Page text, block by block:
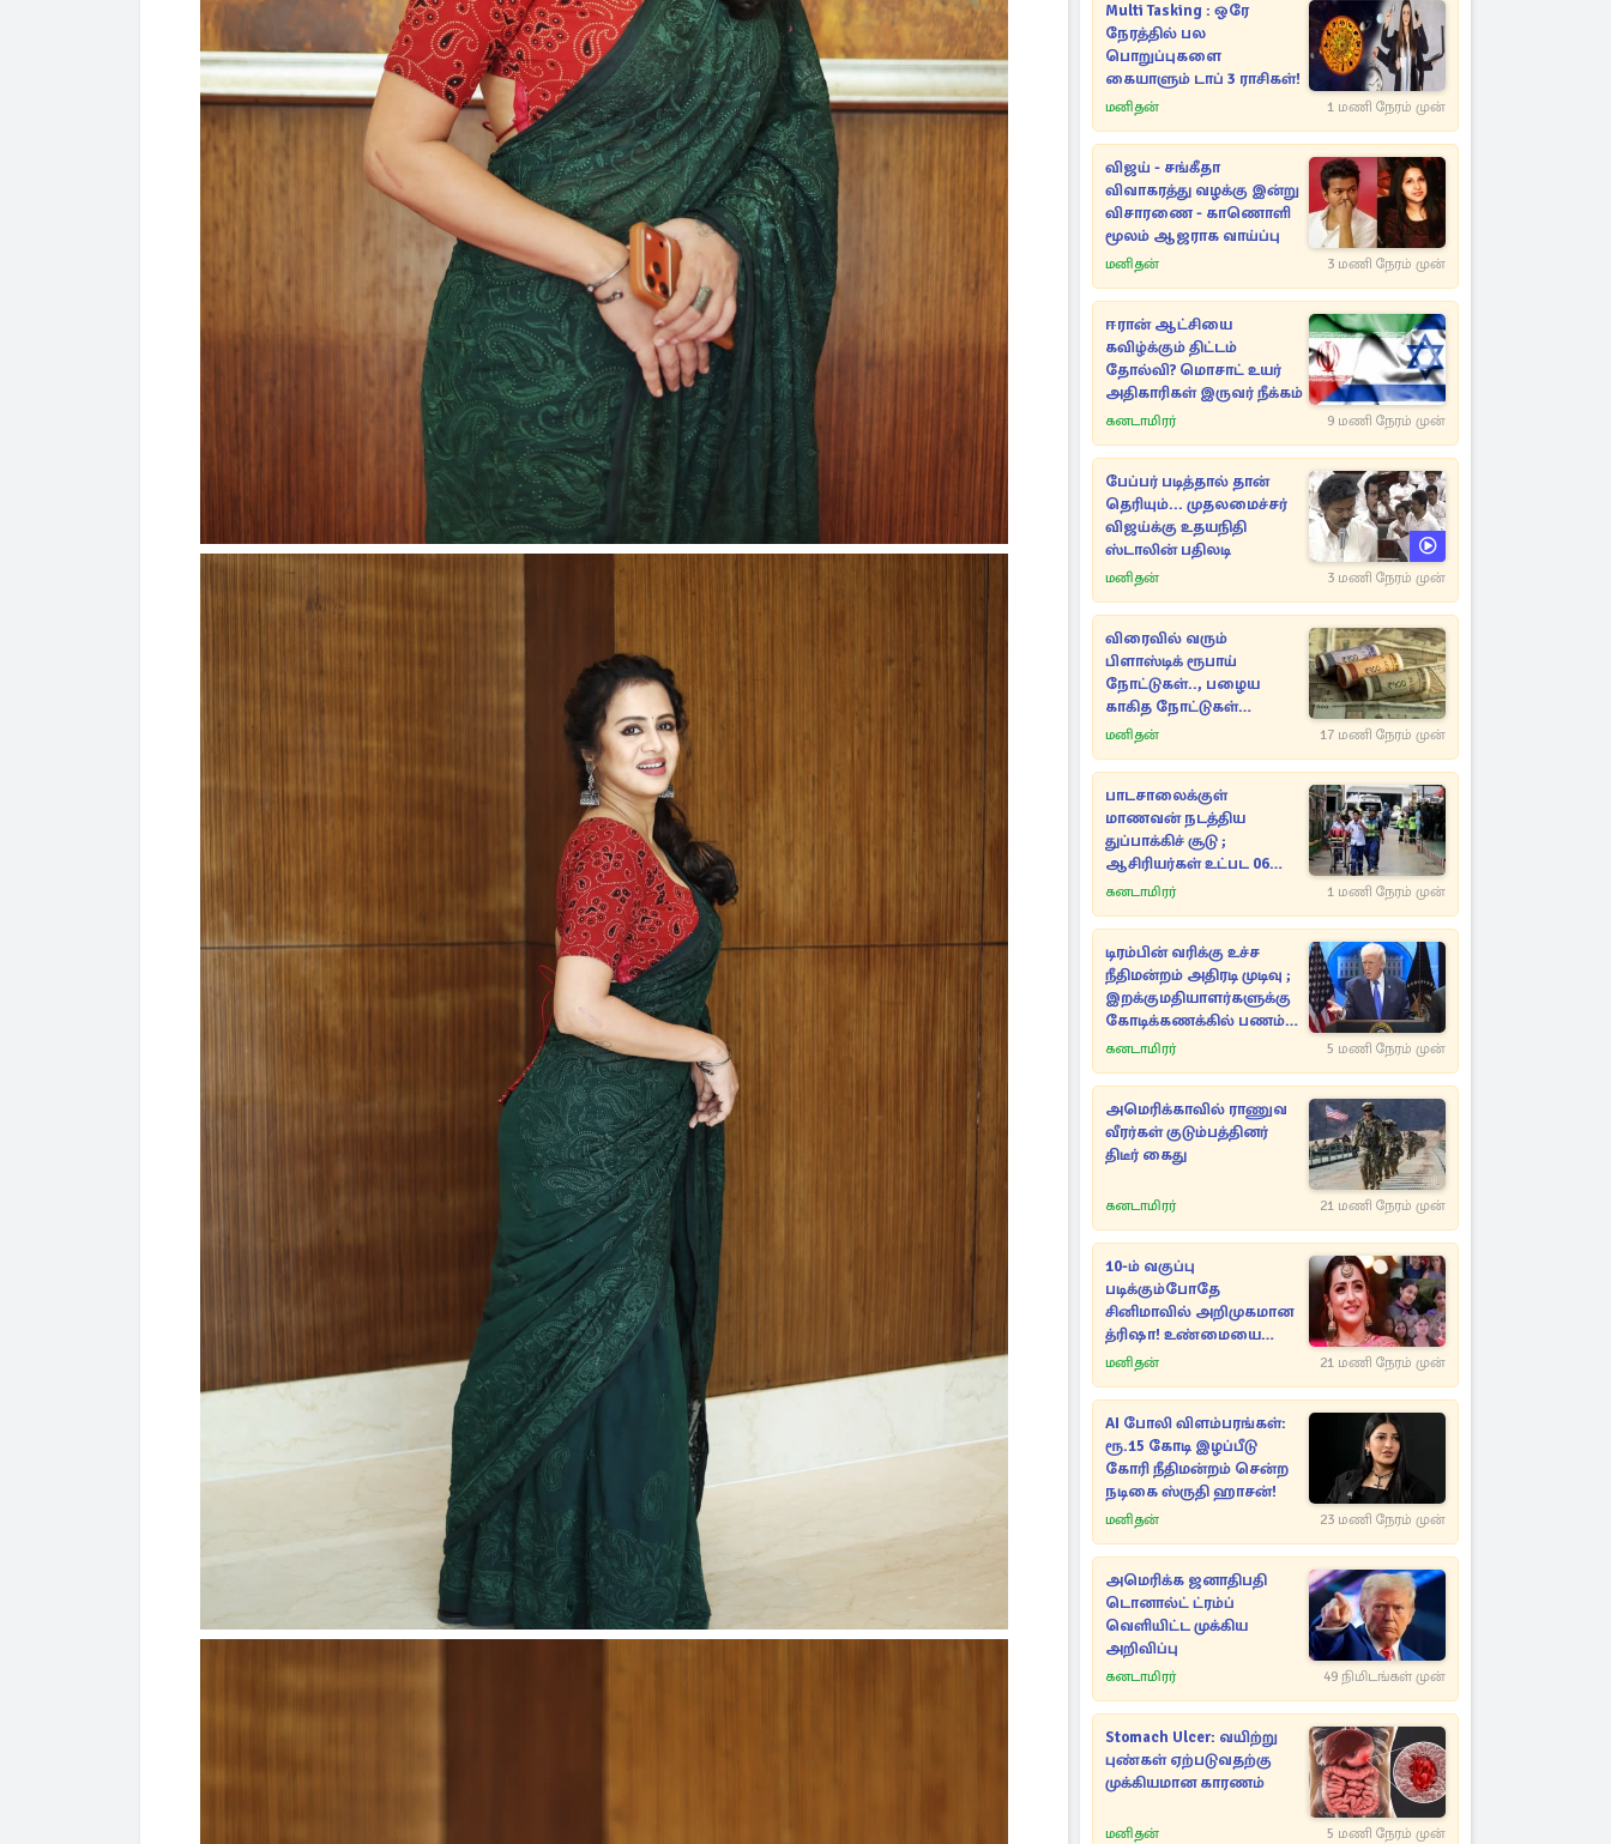
Multi Tasking : ஒரே
நேரத்தில் பல
பொறுப்புகளை
கையாளும் டாப் 3 ராசிகள்!
மனிதன் 1 மணி நேரம் முன்
விஜய் - சங்கீதா
விவாகரத்து வழக்கு இன்று
விசாரணை - காணொளி
மூலம் ஆஜராக வாய்ப்பு
மனிதன் 3 மணி நேரம் முன்
ஈரான் ஆட்சியை
கவிழ்க்கும் திட்டம்
தோல்வி? மொசாட் உயர்
அதிகாரிகள் இருவர் நீக்கம்
கனடாமிரர் 9 மணி நேரம் முன்
பேப்பர் படித்தால் தான்
தெரியும்... முதலமைச்சர்
விஜய்க்கு உதயநிதி
ஸ்டாலின் பதிலடி
மனிதன் 3 மணி நேரம் முன்
விரைவில் வரும்
பிளாஸ்டிக் ரூபாய்
நோட்டுகள்.., பழைய
காகித நோட்டுகள்
செல்லுமா?
மனிதன் 17 மணி நேரம் முன்
பாடசாலைக்குள்
மாணவன் நடத்திய
துப்பாக்கிச் சூடு ;
ஆசிரியர்கள் உட்பட 06
பேர் உயிரிழப்பு
கனடாமிரர் 1 மணி நேரம் முன்
டிரம்பின் வரிக்கு உச்ச
நீதிமன்றம் அதிரடி முடிவு ;
இறக்குமதியாளர்களுக்கு
கோடிக்கணக்கில் பணம்
மீள்கொடை
கனடாமிரர் 5 மணி நேரம் முன்
அமெரிக்காவில் ராணுவ
வீரர்கள் குடும்பத்தினர்
திடீர் கைது
கனடாமிரர் 21 மணி நேரம் முன்
10-ம் வகுப்பு
படிக்கும்போதே
சினிமாவில் அறிமுகமான
த்ரிஷா! உண்மையை
பகிர்ந்த இயக்குநர் பிரவீன்
மனிதன் 21 மணி நேரம் முன்
AI போலி விளம்பரங்கள்:
ரூ.15 கோடி இழப்பீடு
கோரி நீதிமன்றம் சென்ற
நடிகை ஸ்ருதி ஹாசன்!
மனிதன் 23 மணி நேரம் முன்
அமெரிக்க ஜனாதிபதி
டொனால்ட் ட்ரம்ப்
வெளியிட்ட முக்கிய
அறிவிப்பு
கனடாமிரர் 49 நிமிடங்கள் முன்
Stomach Ulcer: வயிற்று
புண்கள் ஏற்படுவதற்கு
முக்கியமான காரணம்
மனிதன் 5 மணி நேரம் முன்